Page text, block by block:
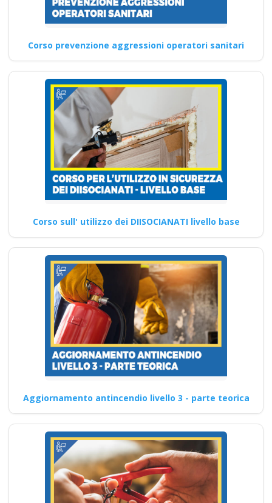
associazione
aspiranti datori di lavoro: 16
ore di…
Continua
Corso prevenzione aggressioni operatori sanitari
Corso sull' utilizzo dei DIISOCIANATI livello base
Aggiornamento antincendio livello 3 - parte teorica